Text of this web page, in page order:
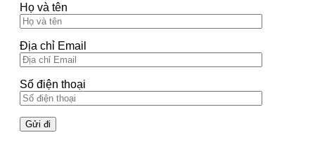
Họ và tên
Địa chỉ Email
Số điện thoại